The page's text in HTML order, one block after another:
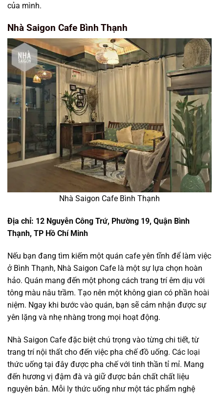
của mình.
Nhà Saigon Cafe Bình Thạnh
Nhà Saigon Cafe Bình Thạnh
Địa chỉ: 12 Nguyễn Công Trứ, Phường 19, Quận Bình
Thạnh, TP Hồ Chí Minh
Nếu bạn đang tìm kiếm một quán cafe yên tĩnh để làm việc
ở Bình Thạnh, Nhà Saigon Cafe là một sự lựa chọn hoàn
hảo. Quán mang đến một phong cách trang trí êm dịu với
tông màu nâu trầm. Tạo nên một không gian có phần hoài
niệm. Ngay khi bước vào quán, bạn sẽ cảm nhận được sự
yên lặng và nhẹ nhàng trong mọi hoạt động.
Nhà Saigon Cafe đặc biệt chú trọng vào từng chi tiết, từ
trang trí nội thất cho đến việc pha chế đồ uống. Các loại
thức uống tại đây được pha chế với tinh thần tỉ mỉ. Mang
đến hương vị đậm đà và giữ được bản chất chất liệu
nguyên bản. Mỗi ly thức uống như một tác phẩm nghệ